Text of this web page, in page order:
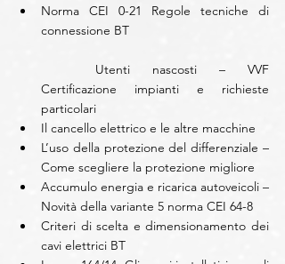
Norma CEI 0-21 Regole tecniche di
connessione BT
Certificazione impianti e richieste
particolari
Il cancello elettrico e le altre macchine
L’uso della protezione del differenziale –
Come scegliere la protezione migliore
Accumulo energia e ricarica autoveicoli –
Novità della variante 5 norma CEI 64-8
Criteri di scelta e dimensionamento dei
cavi elettrici BT